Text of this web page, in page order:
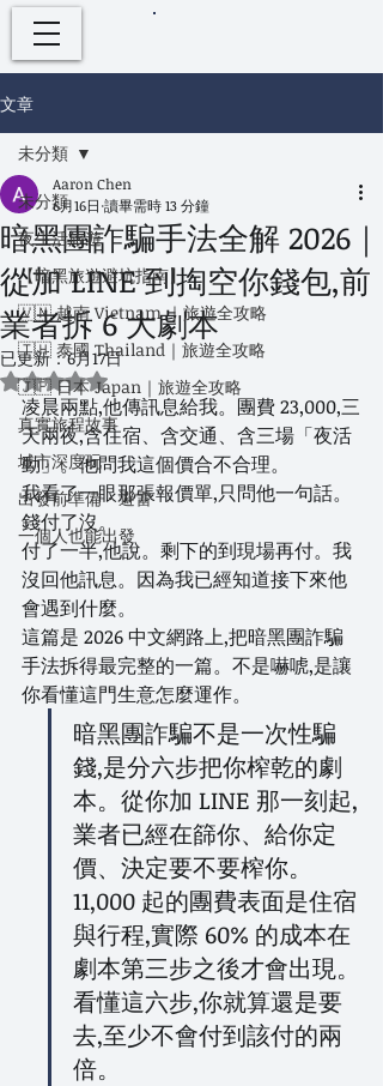
文章
未分類
夜生活旅遊
【暗黑旅遊避坑指南】
🇻🇳 越南 Vietnam ｜旅遊全攻略
🇹🇭 泰國 Thailand｜旅遊全攻略
🇯🇵 日本 Japan｜旅遊全攻略
真實旅程故事
城市深度玩
出發前準備・避雷
一個人也能出發
未分類
暗黑團詐騙手法全解 2026｜
從加 LINE 到掏空你錢包,前
業者拆 6 大劇本
Aaron Chen
6月16日 讀畢需時 13 分鐘
已更新：6月17日
評等為 NaN（最高為 5 顆星）。
凌晨兩點,他傳訊息給我。團費 23,000,三
天兩夜,含住宿、含交通、含三場「夜活
動」。他問我這個價合不合理。
我看了一眼那張報價單,只問他一句話。
錢付了沒。
付了一半,他說。剩下的到現場再付。我
沒回他訊息。因為我已經知道接下來他
會遇到什麼。
這篇是 2026 中文網路上,把暗黑團詐騙
手法拆得最完整的一篇。不是嚇唬,是讓
你看懂這門生意怎麼運作。
暗黑團詐騙不是一次性騙
錢,是分六步把你榨乾的劇
本。從你加 LINE 那一刻起,
業者已經在篩你、給你定
價、決定要不要榨你。
11,000 起的團費表面是住宿
與行程,實際 60% 的成本在
劇本第三步之後才會出現。
看懂這六步,你就算還是要
去,至少不會付到該付的兩
倍。